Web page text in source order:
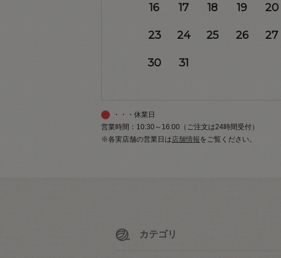
16 17 18 19 20
23 24 25 26 27
30 31
・・・休業日
営業時間：10:30～16:00（ご注文は24時間受付）
※各実店舗の営業日は店舗情報をご覧ください。
カテゴリ